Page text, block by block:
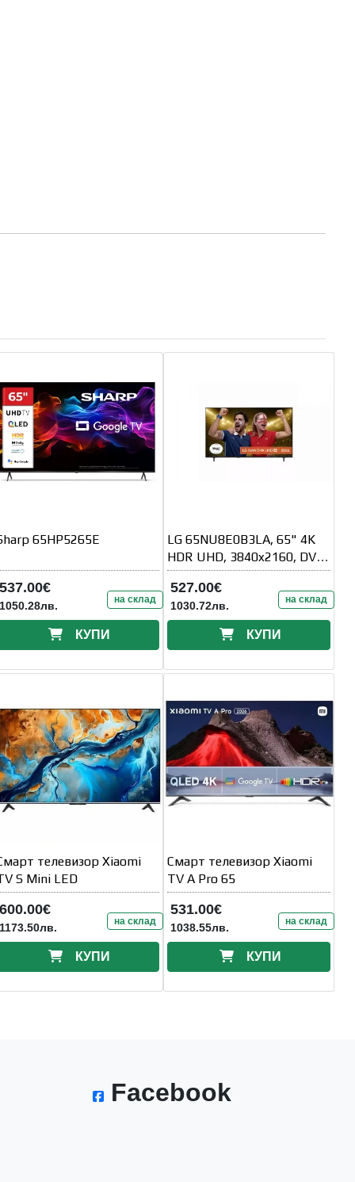
65HP5265E
537.00€
1050.28лв. на склад
КУПИ
LG 65NU8E0B3LA, 65" 4K
HDR UHD, 3840x2160, DVB-
T2/C/S2, AI Alpha 7, HDR 10
527.00€
1030.72лв. на склад
КУПИ
телевизор Xiaomi
S Mini LED
600.00€
1173.50лв. на склад
КУПИ
Смарт телевизор Xiaomi
TV A Pro 65
531.00€
1038.55лв. на склад
КУПИ
Facebook